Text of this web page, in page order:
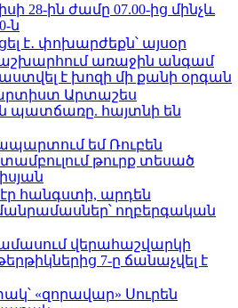
28-ին ժամը 07.00-ից մինչև
ն
է․ փոխարժեքն՝ այսօր
առաջին անգամ
է խոզի մի քանի օրգան
Արտաշես
պատճառը. հայտնի են
եմ Ռուբեն
թուրք տեսած
էր հանգստի, արդեն
ողբերգական
վերահաշվարկի
7-ը ճանաչվել է
«զորավար» Սուրեն